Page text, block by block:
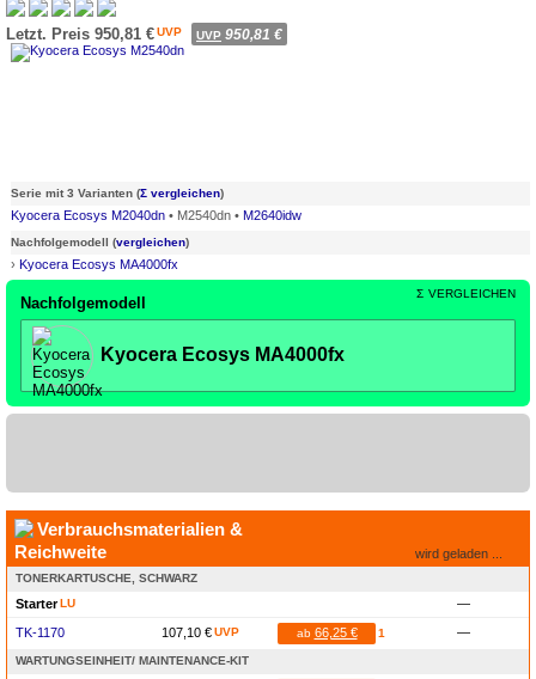
Letzt. Preis 950,81 €UVP UVP 950,81 €
Serie mit 3 Varianten (Σ vergleichen)
Kyocera Ecosys M2040dn • M2540dn • M2640idw
Nachfolgemodell (vergleichen)
› Kyocera Ecosys MA4000fx
Σ VERGLEICHEN
Nachfolgemodell
Kyocera Ecosys MA4000fx
Verbrauchsmaterialien &
Reichweite
wird geladen ...
TONERKARTUSCHE, SCHWARZ
StarterLU
—
TK-1170
107,10 € UVP ab 66,25 € 1 —
WARTUNGSEINHEIT/ MAINTENANCE-KIT